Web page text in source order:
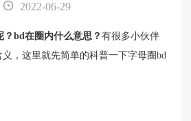
2022-06-29
？bd在圈内什么意思？有很多小伙伴
，这里就先简单的科普一下字母圈bd